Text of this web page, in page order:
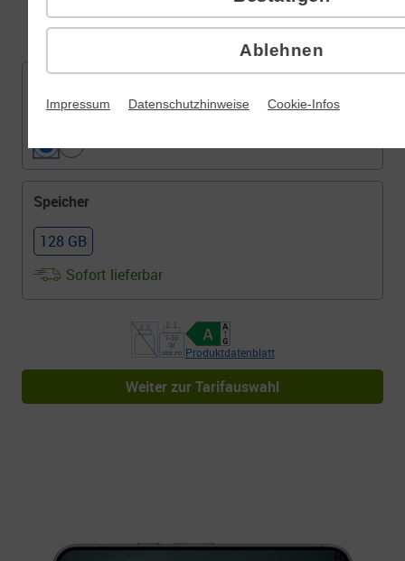
dauerhaft
All-Net-Flat 20 GB
Farbe:
Speicher
128 GB
Sofort lieferbar
Produktdatenblatt
Weiter zur Tarifauswahl
Ablehnen
Impressum Datenschutzhinweise Cookie-Infos